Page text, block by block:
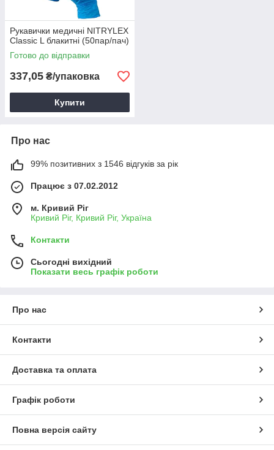
Рукавички медичні NITRYLEX
Classic L блакитні (50пар/пач)
Готово до відправки
337,05 ₴/упаковка
Купити
Про нас
99% позитивних з 1546 відгуків за рік
Працює з 07.02.2012
м. Кривий Ріг
Кривий Ріг, Кривий Ріг, Україна
Контакти
Сьогодні вихідний
Показати весь графік роботи
Про нас
Контакти
Доставка та оплата
Графік роботи
Повна версія сайту